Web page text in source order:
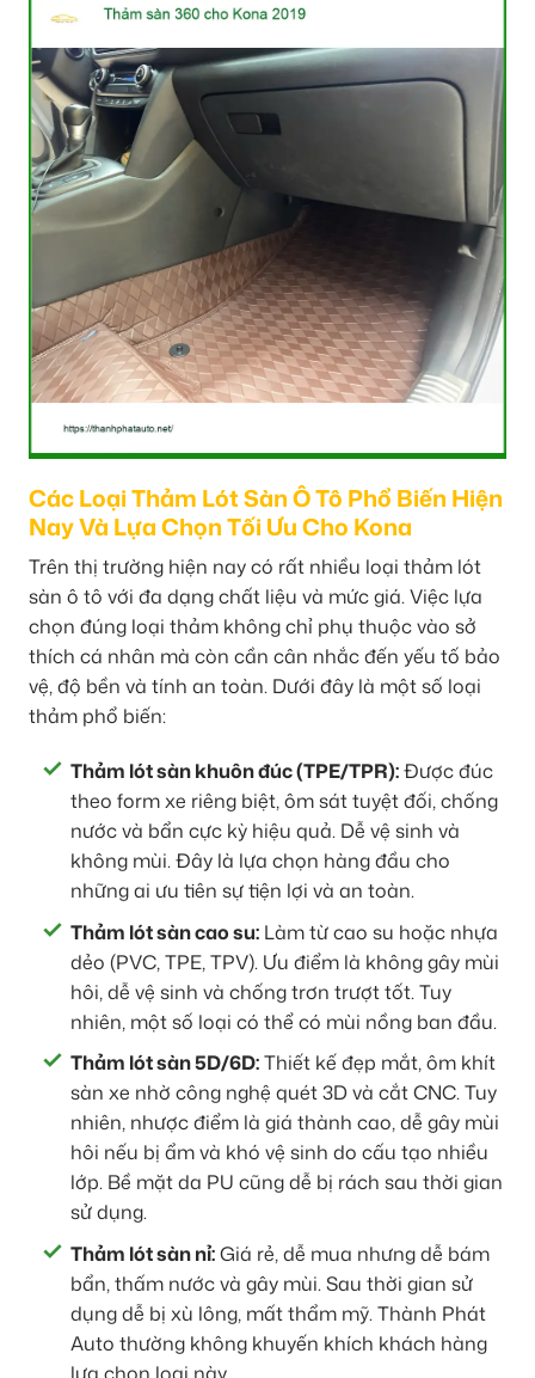
Các Loại Thảm Lót Sàn Ô Tô Phổ Biến Hiện
Nay Và Lựa Chọn Tối Ưu Cho Kona
Trên thị trường hiện nay có rất nhiều loại thảm lót
sàn ô tô với đa dạng chất liệu và mức giá. Việc lựa
chọn đúng loại thảm không chỉ phụ thuộc vào sở
thích cá nhân mà còn cần cân nhắc đến yếu tố bảo
vệ, độ bền và tính an toàn. Dưới đây là một số loại
thảm phổ biến:
Thảm lót sàn khuôn đúc (TPE/TPR):Được đúc
theo form xe riêng biệt, ôm sát tuyệt đối, chống
nước và bẩn cực kỳ hiệu quả. Dễ vệ sinh và
không mùi. Đây là lựa chọn hàng đầu cho
những ai ưu tiên sự tiện lợi và an toàn.
Thảm lót sàn cao su: Làm từ cao su hoặc nhựa
dẻo (PVC, TPE, TPV). Ưu điểm là không gây mùi
hôi, dễ vệ sinh và chống trơn trượt tốt. Tuy
nhiên, một số loại có thể có mùi nồng ban đầu.
Thảm lót sàn 5D/6D:Thiết kế đẹp mắt, ôm khít
sàn xe nhờ công nghệ quét 3D và cắt CNC. Tuy
nhiên, nhược điểm là giá thành cao, dễ gây mùi
hôi nếu bị ẩm và khó vệ sinh do cấu tạo nhiều
lớp. Bề mặt da PU cũng dễ bị rách sau thời gian
sử dụng.
Thảm lót sàn nỉ:Giá rẻ, dễ mua nhưng dễ bám
bẩn, thấm nước và gây mùi. Sau thời gian sử
dụng dễ bị xù lông, mất thẩm mỹ. Thành Phát
Auto thường không khuyến khích khách hàng